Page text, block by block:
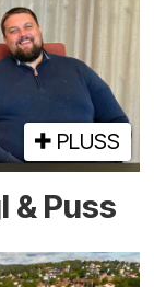
PLUSS
& Puss